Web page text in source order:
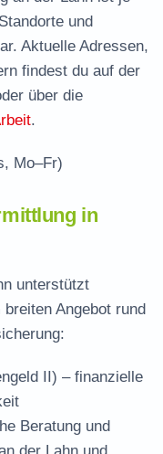
beantragen
– zuständige
in Limburg an
und
Aktuelle Adressen,
findest du auf der
über die
.
Mo–Fr)
in
unterstützt
Angebot rund
II) – finanzielle
Beratung und